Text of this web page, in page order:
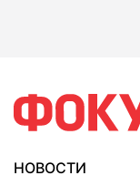
НОВОСТИ